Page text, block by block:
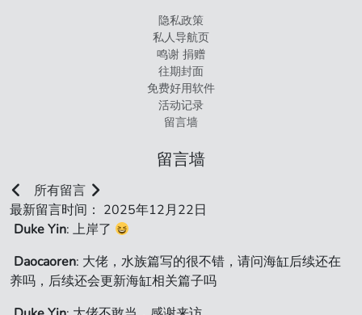
隐私政策
私人导航页
鸣谢 捐赠
往期封面
免费好用软件
活动记录
留言墙
留言墙
所有留言
最新留言时间： 2025年12月22日
Duke Yin: 上岸了
Daocaoren: 大佬，水族篇写的很不错，请问海缸后续还在
养吗，后续还会更新海缸相关篇子吗